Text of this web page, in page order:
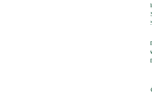
to prawdziwy skarb przypraw o
ulgę osobom borykającym się z bólami stawów.
przeciwbólowy i przeciwzapalny, wspomagając
do kurkumy nie tylko poprawia
organizmowi cennych składników odżywczych,
komponuje się z lekko pikantnym smakiem
Przepis na eliksir zdrowych stawów – jak